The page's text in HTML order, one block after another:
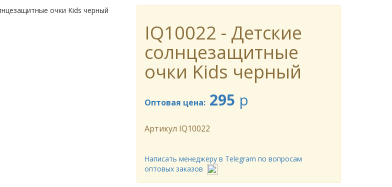
IQ10022 - Детские
солнцезащитные
очки Kids черный
Оптовая цена: 295 p
Артикул IQ10022
Написать менеджеру в Telegram по вопросам
оптовых заказов